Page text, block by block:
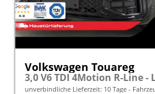
Volkswagen Touareg
3,0 V6 TDI 4Motion R-Line -
unverbindliche Lieferzeit: 10 Tage